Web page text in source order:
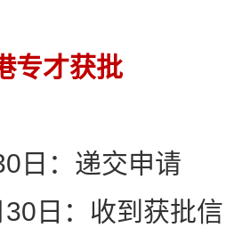
专才获批
日：递交申请
日：收到获批信